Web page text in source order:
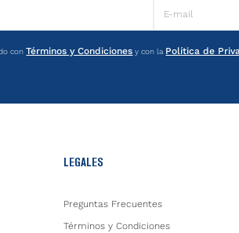
conTérminos y Condiciones y con la Política de
LEGALES
Preguntas Frecuentes
Términos y Condiciones